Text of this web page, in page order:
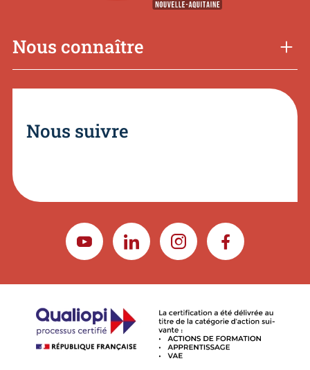
Nous connaître
Nous suivre
YOUTUBELINKEDININSTAGRAMFACEBOOK